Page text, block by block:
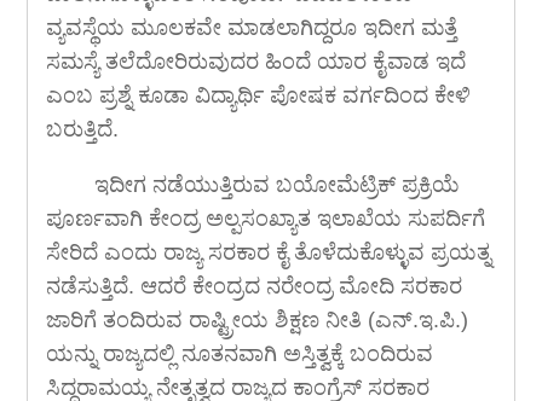
ವ್ಯವಸ್ಥೆಯ ಮೂಲಕವೇ ಮಾಡಲಾಗಿದ್ದರೂ ಇದೀಗ ಮತ್ತೆ
ಸಮಸ್ಯೆ ತಲೆದೋರಿರುವುದರ ಹಿಂದೆ ಯಾರ ಕೈವಾಡ ಇದೆ
ಎಂಬ ಪ್ರಶ್ನೆ ಕೂಡಾ ವಿದ್ಯಾರ್ಥಿ ಪೋಷಕ ವರ್ಗದಿಂದ ಕೇಳಿ
ಬರುತ್ತಿದೆ.
ಇದೀಗ ನಡೆಯುತ್ತಿರುವ ಬಯೋಮೆಟ್ರಿಕ್ ಪ್ರಕ್ರಿಯೆ
ಪೂರ್ಣವಾಗಿ ಕೇಂದ್ರ ಅಲ್ಪಸಂಖ್ಯಾತ ಇಲಾಖೆಯ ಸುಪರ್ದಿಗೆ
ಸೇರಿದೆ ಎಂದು ರಾಜ್ಯ ಸರಕಾರ ಕೈ ತೊಳೆದುಕೊಳ್ಳುವ ಪ್ರಯತ್ನ
ನಡೆಸುತ್ತಿದೆ. ಆದರೆ ಕೇಂದ್ರದ ನರೇಂದ್ರ ಮೋದಿ ಸರಕಾರ
ಜಾರಿಗೆ ತಂದಿರುವ ರಾಷ್ಟ್ರೀಯ ಶಿಕ್ಷಣ ನೀತಿ (ಎನ್.ಇ.ಪಿ.)
ಯನ್ನು ರಾಜ್ಯದಲ್ಲಿ ನೂತನವಾಗಿ ಅಸ್ತಿತ್ವಕ್ಕೆ ಬಂದಿರುವ
ಸಿದ್ದರಾಮಯ್ಯ ನೇತೃತ್ವದ ರಾಜ್ಯದ ಕಾಂಗ್ರೆಸ್ ಸರಕಾರ